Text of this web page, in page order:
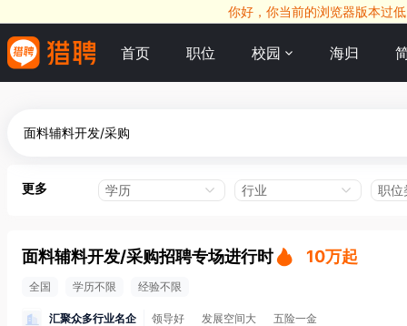
你好，你当前的浏览器版本过
首页 职位 校园 海归
更多 学历 行业 职位
面料辅料开发/采购招聘专场进行时 10万起
全国 学历不限 经验不限
汇聚众多行业名企 领导好 发展空间大 五险一金